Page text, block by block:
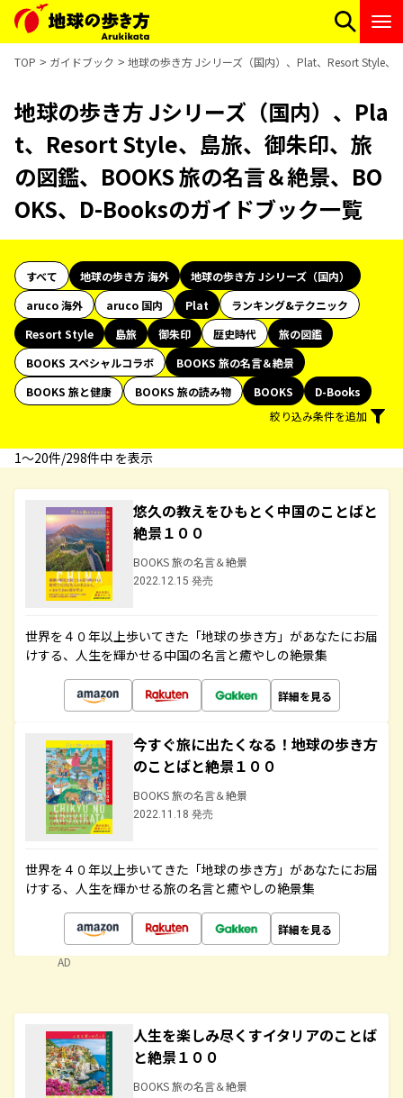
TOP ガイドブック 地球の歩き方 Jシリーズ（国内）、Plat、Resort Style
地球の歩き方 Jシリーズ（国内）、Pla
t、Resort Style、島旅、御朱印、旅
の図鑑、BOOKS 旅の名言＆絶景、BO
OKS、D-Booksのガイドブック一覧
すべて 地球の歩き方 海外
地球の歩き方 Jシリーズ（国内）
aruco 海外
aruco 国内 Plat
ランキング&テクニック
Resort Style
島旅 御朱印 歴史時代
旅の図鑑
BOOKS スペシャルコラボ
BOOKS 旅の名言＆絶景
BOOKS 旅と健康
BOOKS 旅の読み物 BOOKS
D-Books
絞り込み条件を追加
1〜20件/298件中 を表示
悠久の教えをひもとく中国のことばと
絶景１００
BOOKS 旅の名言＆絶景
2022.12.15 発売
世界を４０年以上歩いてきた「地球の歩き方」があなたにお届
けする、人生を輝かせる中国の名言と癒やしの絶景集
詳細を見る
今すぐ旅に出たくなる！地球の歩き方
のことばと絶景１００
BOOKS 旅の名言＆絶景
2022.11.18 発売
世界を４０年以上歩いてきた「地球の歩き方」があなたにお届
けする、人生を輝かせる旅の名言と癒やしの絶景集
詳細を見る
AD
人生を楽しみ尽くすイタリアのことば
と絶景１００
BOOKS 旅の名言＆絶景